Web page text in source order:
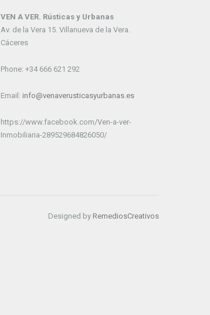
VEN A VER. Rústicas y Urbanas
Av. de la Vera 15. Villanueva de la Vera.
Cáceres
Phone: +34 666 621 292
Email: info@venaverusticasyurbanas.es
https://www.facebook.com/Ven-a-ver-
Inmobiliaria-289529684826050/
Designed by RemediosCreativos